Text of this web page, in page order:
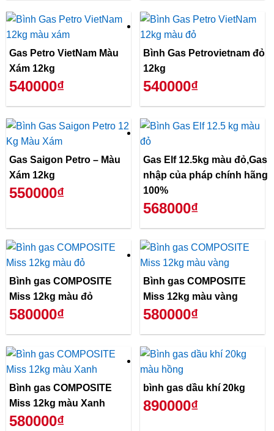
Gas Petro VietNam Màu
Xám 12kg
540000₫
Bình Gas Petrovietnam đỏ
12kg
540000₫
Gas Saigon Petro – Màu
Xám 12kg
550000₫
Gas Elf 12.5kg màu đỏ,Gas
nhập của pháp chính hãng
100%
568000₫
Bình gas COMPOSITE
Miss 12kg màu đỏ
580000₫
Bình gas COMPOSITE
Miss 12kg màu vàng
580000₫
Bình gas COMPOSITE
Miss 12kg màu Xanh
580000₫
bình gas dầu khí 20kg
890000₫